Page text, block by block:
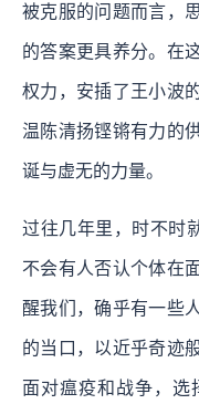
被克服的问题而言，
的答案更具养分。在
权力，安插了王小波
温陈清扬铿锵有力的
诞与虚无的力量。
过往几年里，时不时
不会有人否认个体在
醒我们，确乎有一些
的当口，以近乎奇迹
面对瘟疫和战争，选